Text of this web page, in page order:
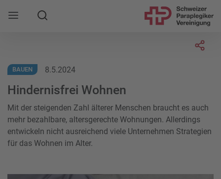
Mobile Navigation öffnen
Suche
BAUEN 8.5.2024
Hindernisfrei Wohnen
Mit der steigenden Zahl älterer Menschen braucht es auch
mehr bezahlbare, altersgerechte Wohnungen. Allerdings
entwickeln nicht ausreichend viele Unternehmen Strategien
für das Wohnen im Alter.